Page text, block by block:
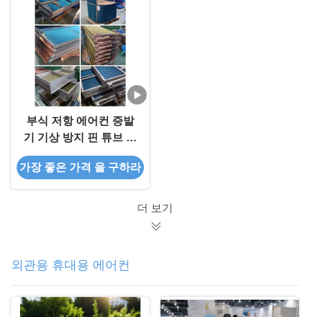
부식 저항 에어컨 증발
기 기상 방지 핀 튜브 증
발기
가장 좋은 가격 을 구하라
더 보기
외관용 휴대용 에어컨